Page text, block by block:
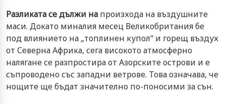
Разликата се дължи на произхода на въздушните
маси. Докато миналия месец Великобритания бе
под влиянието на „топлинен купол“ и горещ въздух
от Северна Африка, сега високото атмосферно
налягане се разпростира от Азорските острови и е
съпроводено със западни ветрове. Това означава, че
нощите ще бъдат значително по-поносими за сън.